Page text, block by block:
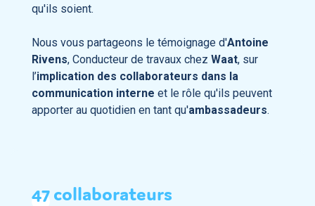
qu'ils soient.
Nous vous partageons le témoignage d'Antoine
Rivens, Conducteur de travaux chez Waat, sur
l’implication des collaborateurs dans la
communication interne et le rôle qu'ils peuvent
apporter au quotidien en tant qu'ambassadeurs.
47collaborateurs